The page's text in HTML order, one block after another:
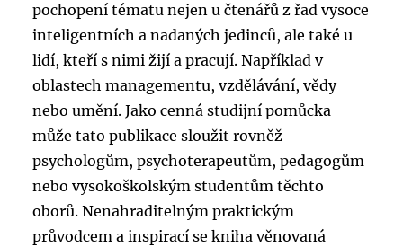
pochopení tématu nejen u čtenářů z řad vysoce
inteligentních a nadaných jedinců, ale také u
lidí, kteří s nimi žijí a pracují. Například v
oblastech managementu, vzdělávání, vědy
nebo umění. Jako cenná studijní pomůcka
může tato publikace sloužit rovněž
psychologům, psychoterapeutům, pedagogům
nebo vysokoškolským studentům těchto
oborů. Nenahraditelným praktickým
průvodcem a inspirací se kniha věnovaná